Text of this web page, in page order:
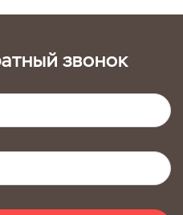
звонок